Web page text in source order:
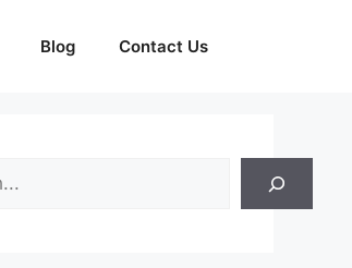
Blog Contact Us